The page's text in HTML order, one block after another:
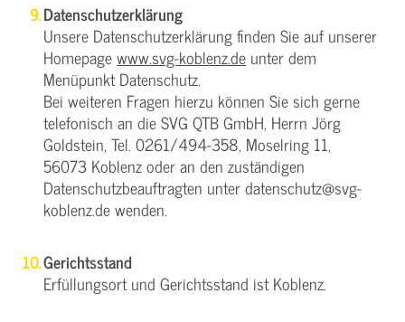
Datenschutzerklärung
Unsere Datenschutzerklärung finden Sie auf unserer
Homepagewww.svg-koblenz.de unter dem
Menüpunkt Datenschutz.
Bei weiteren Fragen hierzu können Sie sich gerne
telefonisch an die SVG QTB GmbH, Herrn Jörg
Goldstein, Tel. 0261/494-358, Moselring 11,
56073 Koblenz oder an den zuständigen
Datenschutzbeauftragten unter datenschutz@svg-
koblenz.de wenden.
Gerichtsstand
Erfüllungsort und Gerichtsstand ist Koblenz.